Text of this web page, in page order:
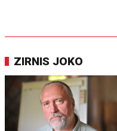
ZIRNIS JOKO